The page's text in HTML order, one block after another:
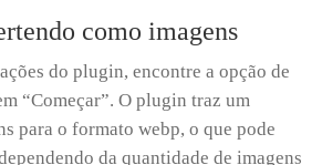
como imagens
do plugin, encontre a opção de
“Começar”. O plugin traz um
para o formato webp, o que pode
da quantidade de imagens